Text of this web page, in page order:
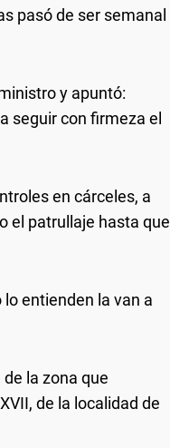
pasó de ser semanal
y apuntó:
seguir con firmeza el
en cárceles, a
el patrullaje hasta que
lo entienden la van a
la zona que
de la localidad de